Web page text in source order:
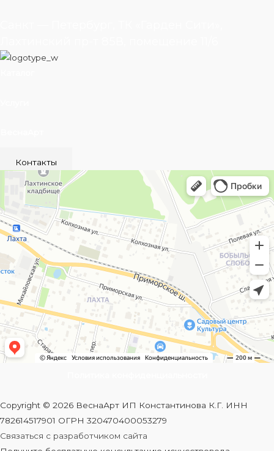
Контакты
Copyright © 2026 ВеснаАрт ИП Константинова К.Г. ИНН
782614517901 ОГРН 320470400053279
Связаться с разработчиком сайта